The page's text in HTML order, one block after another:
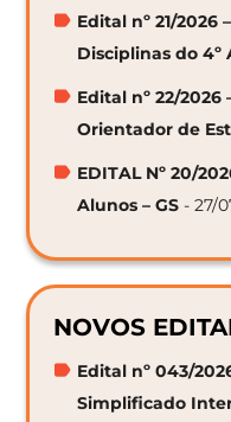
Edital nº 21/2026
Disciplinas do 4º
Edital nº 22/2026
Orientador de
EDITAL Nº 20/
Alunos – GS - 27/
NOVOS
Edital nº 043/
Simplificado